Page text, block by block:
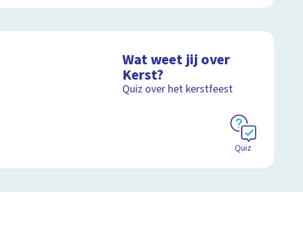
Wat weet jij over
Kerst?
Quiz over het kerstfeest
Quiz